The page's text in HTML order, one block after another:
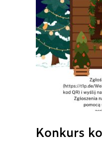
Konkurs